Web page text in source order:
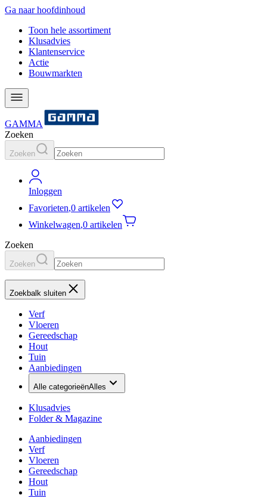
Ga naar hoofdinhoud
Toon hele assortiment
Klusadvies
Klantenservice
Actie
Bouwmarkten
GAMMA
Zoeken
Zoeken
Inloggen
Favorieten,0 artikelen
Winkelwagen,0 artikelen
Zoeken
Zoeken
Zoekbalk sluiten
Verf
Vloeren
Gereedschap
Hout
Tuin
Aanbiedingen
Alle categorieënAlles
Klusadvies
Folder & Magazine
Aanbiedingen
Verf
Vloeren
Gereedschap
Hout
Tuin